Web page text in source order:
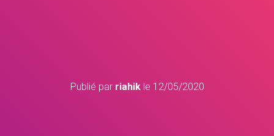
Publié par riahikle 12/05/2020